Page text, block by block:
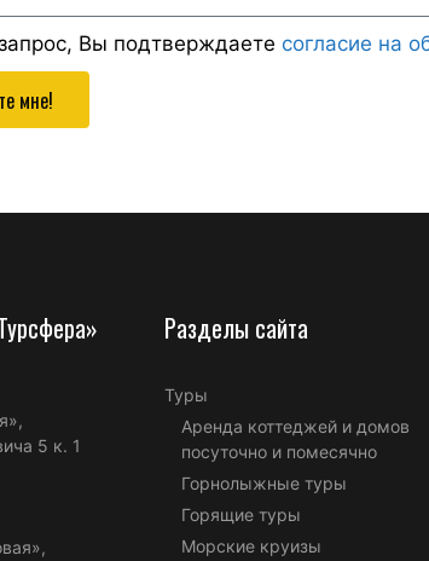
Вы подтверждаете согласие на
мне!
5 к. 1
Разделы сайта
Туры
Аренда коттеджей и домов
посуточно и помесячно
Горнолыжные туры
Горящие туры
Морские круизы